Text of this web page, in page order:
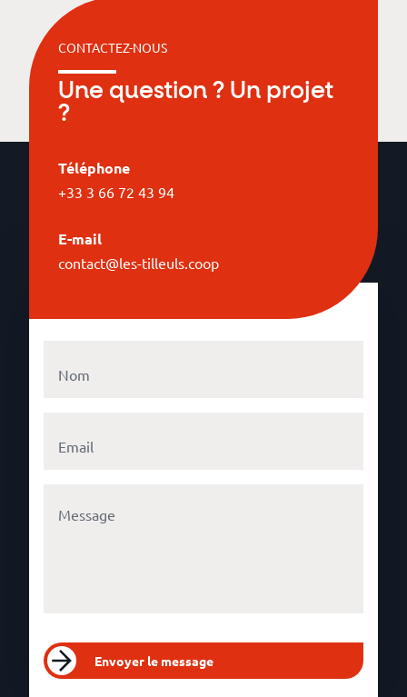
CONTACTEZ-NOUS
Une question ? Un projet
?
Téléphone
+33 3 66 72 43 94
E-mail
contact@les-tilleuls.coop
Envoyer le message